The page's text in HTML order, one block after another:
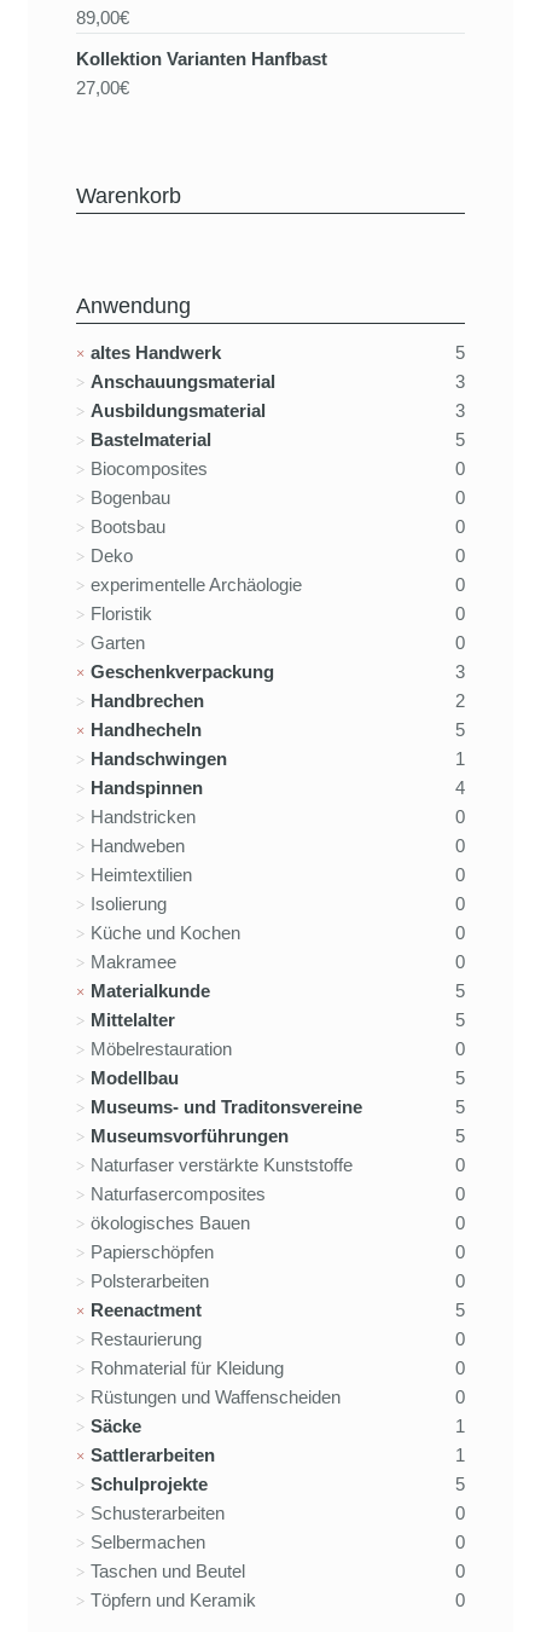
89,00€
Kollektion Varianten Hanfbast
27,00€
Warenkorb
Anwendung
altes Handwerk
5
Anschauungsmaterial
3
Ausbildungsmaterial
3
Bastelmaterial
5
Biocomposites
0
Bogenbau
0
Bootsbau
0
Deko
0
experimentelle Archäologie
0
Floristik
0
Garten
0
Geschenkverpackung
3
Handbrechen
2
Handhecheln
5
Handschwingen
1
Handspinnen
4
Handstricken
0
Handweben
0
Heimtextilien
0
Isolierung
0
Küche und Kochen
0
Makramee
0
Materialkunde
5
Mittelalter
5
Möbelrestauration
0
Modellbau
5
Museums- und Traditonsvereine
5
Museumsvorführungen
5
Naturfaser verstärkte Kunststoffe
0
Naturfasercomposites
0
ökologisches Bauen
0
Papierschöpfen
0
Polsterarbeiten
0
Reenactment
5
Restaurierung
0
Rohmaterial für Kleidung
0
Rüstungen und Waffenscheiden
0
Säcke
1
Sattlerarbeiten
1
Schulprojekte
5
Schusterarbeiten
0
Selbermachen
0
Taschen und Beutel
0
Töpfern und Keramik
0